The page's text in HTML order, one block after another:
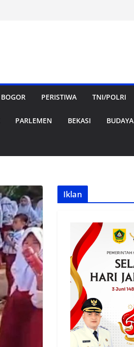
BOGOR PERISTIWA TNI/POLRI
PARLEMEN BEKASI BUDAYA
Iklan